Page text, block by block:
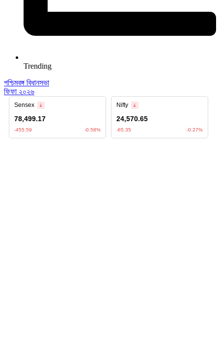
Trending
পশ্চিমবঙ্গ বিধানসভা
ফিফা ২০২৬